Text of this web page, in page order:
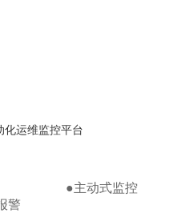
化运维监控平台
控 ●主动式监控
警